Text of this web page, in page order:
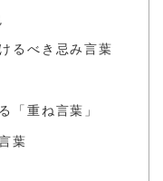
るべき忌み言葉
「重ね言葉」
葉